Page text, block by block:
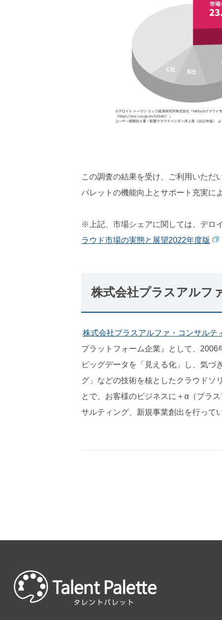
この調査の結果を受け、ご利用いただ
パレットの機能向上とサポート充実に
※上記、市場シェアに関しては、デロ
ラウド市場の実態と展望2022年度版
株式会社プラスアルフ
株式会社プラスアルファ・コンサルテ
プラットフォーム企業』として、
ビッグデータを「見える化」し、気づ
グ」などの技術を核としたクラウドソ
とで、お客様のビジネスに＋α（プラ
サルティング、新規事業創出を行って